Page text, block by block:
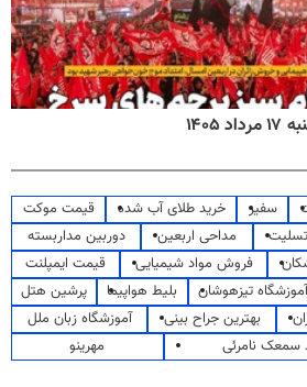
سفیر خرید طلای آب شده
قیمت موکت
مداحی اربعین
دوربین مداربسته
فروش مواد شیمیایی
قیمت ایمپلنت
آموزشگاه تیزهوشان بلیط هواپیما
پرشین هتل
بهترین جراح بینی
آموزشگاه زبان ملل
سمعک نامرئی
مهرینو